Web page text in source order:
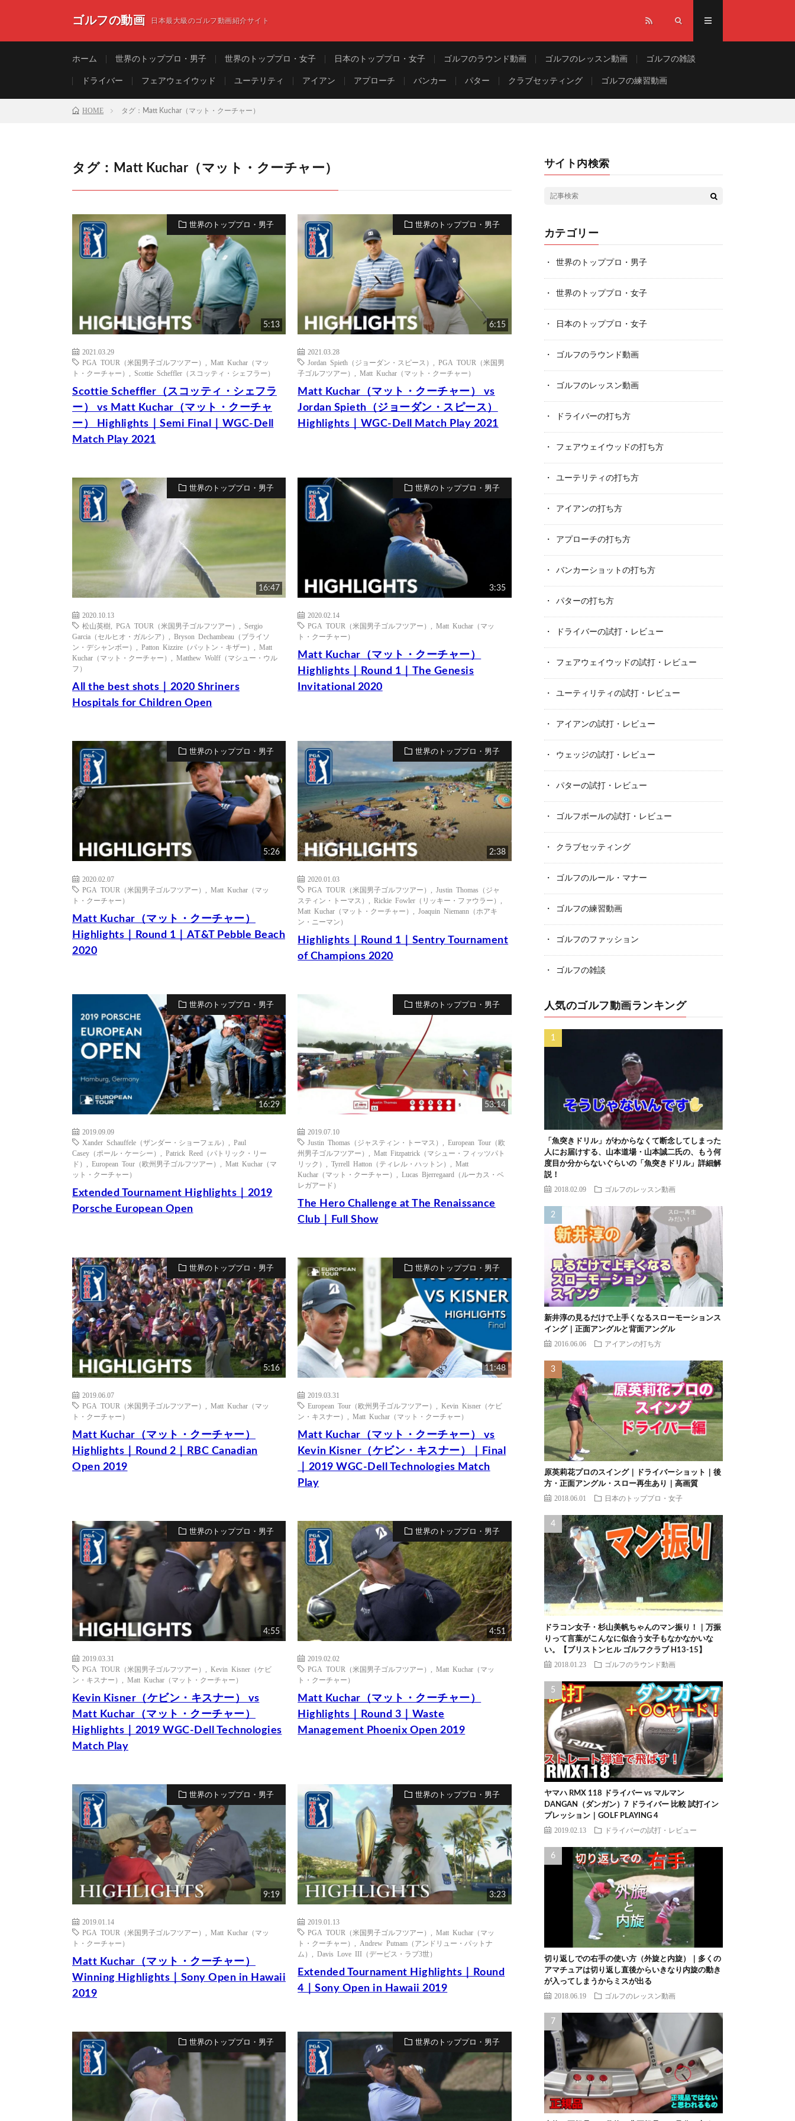
ゴルフの動画 日本最大級のゴルフ動画紹介サイト
ホーム 世界のトッププロ・男子 世界のトッププロ・女子 日本のトッププロ・女子 ゴルフのラウンド動画 ゴルフのレッスン動画 ゴルフの雑談
ドライバー フェアウェイウッド ユーテリティ アイアン アプローチ バンカー パター クラブセッティング ゴルフの練習動画
HOME タグ：Matt Kuchar（マット・クーチャー）
タグ：Matt Kuchar（マット・クーチャー）
世界のトッププロ・男子
5:13
2021.03.29
PGA TOUR（米国男子ゴルフツアー）
Matt Kuchar（マッ
ト・クーチャー）
Scottie Scheffler（スコッティ・シェフラー）
Scottie Scheffler（スコッティ・シェフラ
ー） vs Matt Kuchar（マット・クーチャ
ー） Highlights｜Semi Final｜WGC-Dell
Match Play 2021
世界のトッププロ・男子
6:15
2021.03.28
Jordan Spieth（ジョーダン・スピース）
,PGA TOUR（米国男
子ゴルフツアー）
,Matt Kuchar（マット・クーチャー）
Matt Kuchar（マット・クーチャー） vs
Jordan Spieth（ジョーダン・スピース）
Highlights｜WGC-Dell Match Play 2021
世界のトッププロ・男子
16:47
2020.10.13
松山英樹
PGA TOUR（米国男子ゴルフツアー）
Sergio
Garcia（セルヒオ・ガルシア）
Bryson Dechambeau（ブライソ
ン・デシャンボー）
Patton Kizzire（パットン・キザー）
Matt
Kuchar（マット・クーチャー）
Matthew Wolff（マシュー・ウル
フ）
All the best shots｜2020 Shriners
Hospitals for Children Open
世界のトッププロ・男子
3:35
2020.02.14
PGA TOUR（米国男子ゴルフツアー）
,Matt Kuchar（マッ
ト・クーチャー）
Matt Kuchar（マット・クーチャー）
Highlights｜Round 1｜The Genesis
Invitational 2020
世界のトッププロ・男子
5:26
2020.02.07
PGA TOUR（米国男子ゴルフツアー）
Matt Kuchar（マッ
ト・クーチャー）
Matt Kuchar（マット・クーチャー）
Highlights｜Round 1｜AT&T Pebble Beach
2020
世界のトッププロ・男子
2:38
2020.01.03
PGA TOUR（米国男子ゴルフツアー）
Justin Thomas（ジャ
スティン・トーマス）
,Rickie Fowler（リッキー・ファウラー）
Matt Kuchar（マット・クーチャー）
Joaquin Niemann（ホアキ
ン・ニーマン）
Highlights｜Round 1｜Sentry Tournament
of Champions 2020
世界のトッププロ・男子
16:29
2019.09.09
Xander Schauffele（ザンダー・ショーフェル）
Paul
Casey（ポール・ケーシー）
Patrick Reed（パトリック・リー
ド）
European Tour（欧州男子ゴルフツアー）
Matt Kuchar（マ
ット・クーチャー）
Extended Tournament Highlights｜2019
Porsche European Open
世界のトッププロ・男子
53:14
2019.07.10
Justin Thomas（ジャスティン・トーマス）
,European Tour（欧
州男子ゴルフツアー）
,Matt Fitzpatrick（マシュー・フィッツパト
リック）
,Tyrrell Hatton（ティレル・ハットン） ,Matt
Kuchar（マット・クーチャー）
,Lucas Bjerregaard（ルーカス・ベ
レガアード）
The Hero Challenge at The Renaissance
Club｜Full Show
世界のトッププロ・男子
5:16
2019.06.07
PGA TOUR（米国男子ゴルフツアー）
Matt Kuchar（マッ
ト・クーチャー）
Matt Kuchar（マット・クーチャー）
Highlights｜Round 2｜RBC Canadian
Open 2019
世界のトッププロ・男子
11:48
2019.03.31
European Tour（欧州男子ゴルフツアー）
,Kevin Kisner（ケビ
ン・キスナー）
,Matt Kuchar（マット・クーチャー）
Matt Kuchar（マット・クーチャー） vs
Kevin Kisner（ケビン・キスナー）｜Final
｜2019 WGC-Dell Technologies Match
Play
世界のトッププロ・男子
4:55
2019.03.31
PGA TOUR（米国男子ゴルフツアー）
Kevin Kisner（ケビ
ン・キスナー）
Matt Kuchar（マット・クーチャー）
Kevin Kisner（ケビン・キスナー） vs
Matt Kuchar（マット・クーチャー）
Highlights｜2019 WGC-Dell Technologies
Match Play
世界のトッププロ・男子
4:51
2019.02.02
PGA TOUR（米国男子ゴルフツアー）
,Matt Kuchar（マッ
ト・クーチャー）
Matt Kuchar（マット・クーチャー）
Highlights｜Round 3｜Waste
Management Phoenix Open 2019
世界のトッププロ・男子
9:19
2019.01.14
PGA TOUR（米国男子ゴルフツアー）
Matt Kuchar（マッ
ト・クーチャー）
Matt Kuchar（マット・クーチャー）
Winning Highlights｜Sony Open in Hawaii
2019
世界のトッププロ・男子
3:23
2019.01.13
PGA TOUR（米国男子ゴルフツアー）
,Matt Kuchar（マッ
ト・クーチャー）
Andrew Putnam（アンドリュー・パットナ
ム）
,Davis Love III（デービス・ラブ3世）
Extended Tournament Highlights｜Round
4｜Sony Open in Hawaii 2019
世界のトッププロ・男子 世界のトッププロ・男子
サイト内検索
カテゴリー
世界のトッププロ・男子
世界のトッププロ・女子
日本のトッププロ・女子
ゴルフのラウンド動画
ゴルフのレッスン動画
ドライバーの打ち方
フェアウェイウッドの打ち方
ユーテリティの打ち方
アイアンの打ち方
アプローチの打ち方
バンカーショットの打ち方
パターの打ち方
ドライバーの試打・レビュー
フェアウェイウッドの試打・レビュー
ユーティリティの試打・レビュー
アイアンの試打・レビュー
ウェッジの試打・レビュー
パターの試打・レビュー
ゴルフボールの試打・レビュー
クラブセッティング
ゴルフのルール・マナー
ゴルフの練習動画
ゴルフのファッション
ゴルフの雑談
人気のゴルフ動画ランキング
「魚突きドリル」がわからなくて断念してしまった
人にお届けする、山本道場・山本誠二氏の、もう何
度目か分からないぐらいの「魚突きドリル」詳細解
説！
2018.02.09 ゴルフのレッスン動画
新井淳の見るだけで上手くなるスローモーションス
イング｜正面アングルと背面アングル
2016.06.06 アイアンの打ち方
原英莉花プロのスイング｜ドライバーショット｜後
方・正面アングル・スロー再生あり｜高画質
2018.06.01 日本のトッププロ・女子
ドラコン女子・杉山美帆ちゃんのマン振り！｜万振
りって言葉がこんなに似合う女子もなかなかいな
い。【ブリストンヒル ゴルフクラブ H13-15】
2018.01.23 ゴルフのラウンド動画
ヤマハ RMX 118 ドライバー vs マルマン
DANGAN（ダンガン）7 ドライバー 比較 試打イン
プレッション｜GOLF PLAYING 4
2019.02.13 ドライバーの試打・レビュー
切り返しでの右手の使い方（外旋と内旋）｜多くの
アマチュアは切り返し直後からいきなり内旋の動き
が入ってしまうからミスが出る
2018.06.19 ゴルフのレッスン動画